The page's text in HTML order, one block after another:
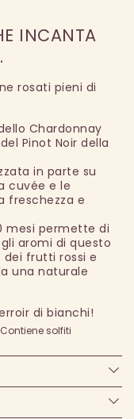
INCANTA
rosati pieni di
Chardonnay
Pinot Noir della
in parte su
cuvée e le
freschezza e
mesi permette di
aromi di questo
frutti rossi e
una naturale
di bianchi!
solfiti